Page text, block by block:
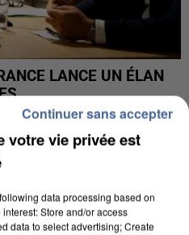
LANCE UN ÉLAN
votre vie privée est
data processing based on
Store and/or access
data to select advertising; Create
Continuer sans accepter